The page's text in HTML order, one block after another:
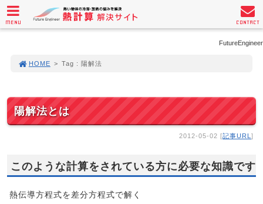
FutureEngineer
HOME > Tag : 陽解法
陽解法とは
2012-05-02 [記事URL ]
このような計算をされている方に必要な知識です
熱伝導方程式を差分方程式で解く
MENU CONTACT